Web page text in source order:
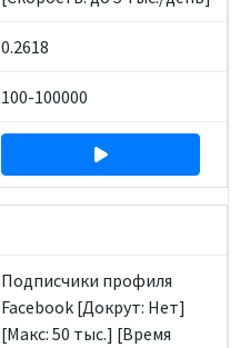
0.2618
100-100000
Подписчики профиля
Facebook [Докрут: Нет]
[Макс: 50 тыс.] [Время